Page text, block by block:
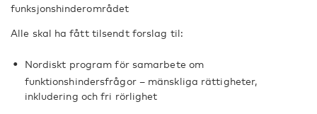
funksjonshinderområdet
Alle skal ha fått tilsendt forslag til:
Nordiskt program för samarbete om
funktionshindersfrågor – mänskliga rättigheter,
inkludering och fri rörlighet